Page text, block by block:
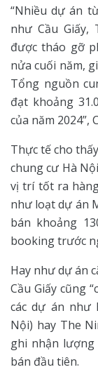
“Nhiều dự án
như Cầu Giấy,
được tháo gỡ
nửa cuối năm,
Tổng nguồn
đạt khoảng
của năm 2024”,
Thực tế cho
chung cư Hà
vị trí tốt ra
như loạt dự án
bán khoảng
booking trước
Hay như dự án
Cầu Giấy cũng
các dự án như
Nội) hay The
ghi nhận
bán đầu tiên.